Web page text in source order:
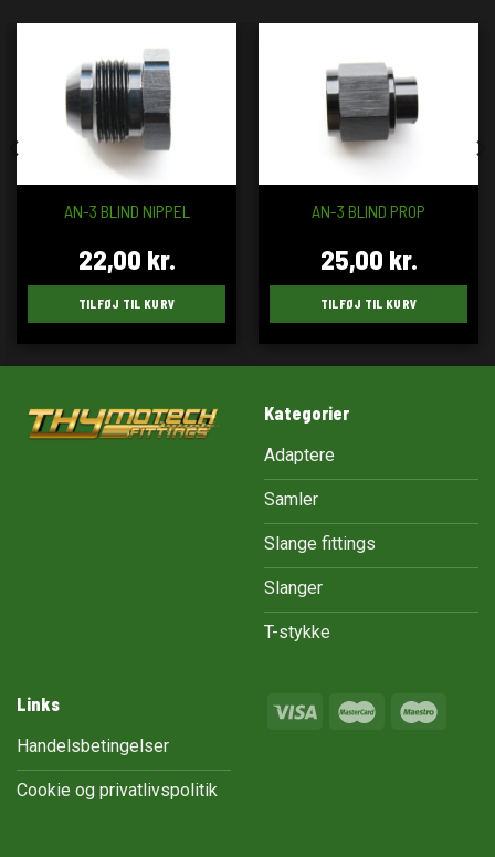
AN-3 BLIND NIPPEL
22,00 kr.
TILFØJ TIL KURV
AN-3 BLIND PROP
25,00 kr.
TILFØJ TIL KURV
Kategorier
Adaptere
Samler
Slange fittings
Slanger
T-stykke
Links
Handelsbetingelser
Cookie og privatlivspolitik